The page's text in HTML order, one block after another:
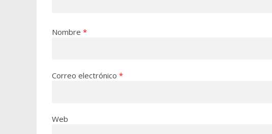
Nombre *
Correo electrónico *
Web